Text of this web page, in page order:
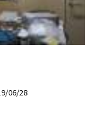
06/28